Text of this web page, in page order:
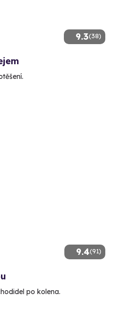
9.3(38)
9.4(91)
po kolena.